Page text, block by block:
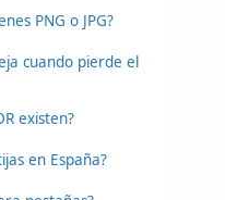
PNG o JPG?
cuando pierde el
existen?
en España?